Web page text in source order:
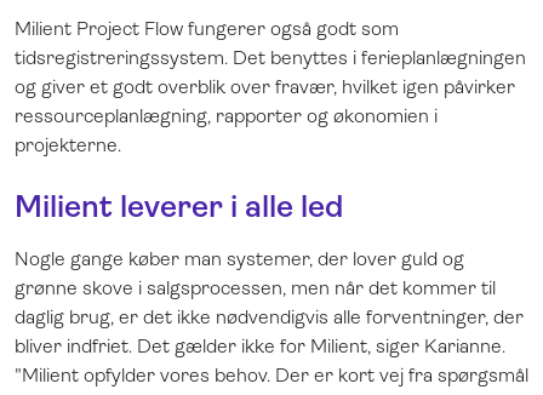
Milient Project Flow fungerer også godt som
tidsregistreringssystem. Det benyttes i ferieplanlægningen
og giver et godt overblik over fravær, hvilket igen påvirker
ressourceplanlægning, rapporter og økonomien i
projekterne.
Milient leverer i alle led
Nogle gange køber man systemer, der lover guld og
grønne skove i salgsprocessen, men når det kommer til
daglig brug, er det ikke nødvendigvis alle forventninger, der
bliver indfriet. Det gælder ikke for Milient, siger Karianne.
"Milient opfylder vores behov. Der er kort vej fra spørgsmål